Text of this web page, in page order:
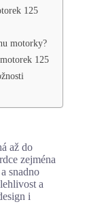
125
motorky?
125
až do
zejména
snadno
a
i